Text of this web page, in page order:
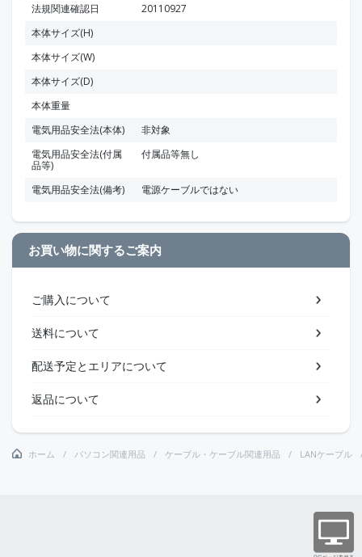
法規関連確認日
20110927
本体サイズ(H)
本体サイズ(W)
本体サイズ(D)
本体重量
電気用品安全法(本体)
非対象
電気用品安全法(付属
品等)
付属品等無し
電気用品安全法(備考) 電源ケーブルではない
お買い物に関するご案内
ご購入について
送料について
配送予定とエリアについて
返品について
ホーム パソコン関連用品 ケーブル・ケーブル関連用品 LANケーブル